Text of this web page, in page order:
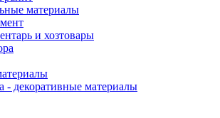
материалы
и хозтовары
- декоративные материалы